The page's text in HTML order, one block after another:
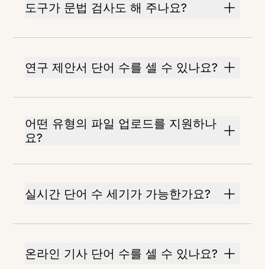
도구가 문법 검사도 해 주나요?
연구 제안서 단어 수를 셀 수 있나요?
어떤 유형의 파일 업로드를 지원하나
요?
실시간 단어 수 세기가 가능한가요?
온라인 기사 단어 수를 셀 수 있나요?